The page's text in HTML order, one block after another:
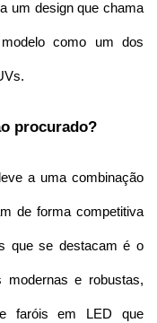
um design que chama
como um dos
procurado?
a uma combinação
de forma competitiva
que se destacam é o
modernas e robustas,
faróis em LED que